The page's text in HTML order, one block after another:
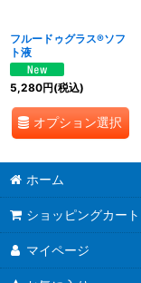
フルードゥグラス®ソフ
ト液
5,280円(税込)
オプション選択
ホーム
ショッピングカート
マイページ